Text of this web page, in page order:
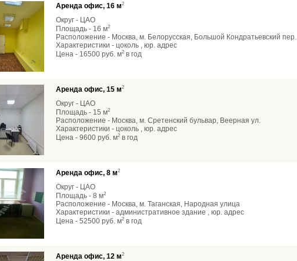
Аренда офис, 16 м2
Округ - ЦАО
Площадь - 16 м2
Расположение - Москва, м. Белорусская, Большой Кондратьевский пер.
Характеристики - цоколь , юр. адрес
Цена - 16500 руб. м2 в год
Аренда офис, 15 м2
Округ - ЦАО
Площадь - 15 м2
Расположение - Москва, м. Сретенский бульвар, Веерная ул.
Характеристики - цоколь , юр. адрес
Цена - 9600 руб. м2 в год
Аренда офис, 8 м2
Округ - ЦАО
Площадь - 8 м2
Расположение - Москва, м. Таганская, Народная улица
Характеристики - административное здание , юр. адрес
Цена - 52500 руб. м2 в год
Аренда офис, 12 м2